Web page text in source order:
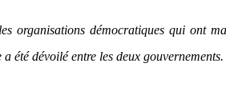
organisations démocratiques qui ont
été dévoilé entre les deux gouvernements.